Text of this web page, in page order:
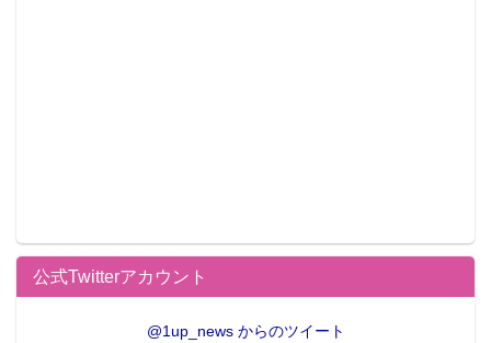
公式Twitterアカウント
@1up_news からのツイート